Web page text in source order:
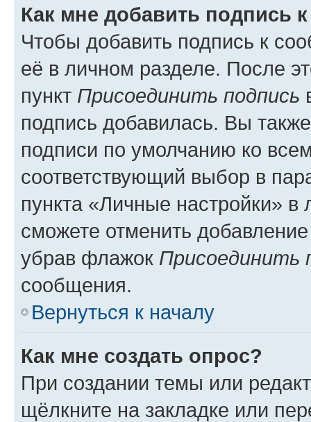
Как мне добавить подпись
Чтобы добавить подпись к
её в личном разделе. После
пункт Присоединить подпись
подпись добавилась. Вы
подписи по умолчанию ко
соответствующий выбор в
пункта «Личные настройки»
сможете отменить
убрав флажок Присоединить
сообщения.
Вернуться к началу
Как мне создать опрос?
При создании темы или
щёлкните на закладке или